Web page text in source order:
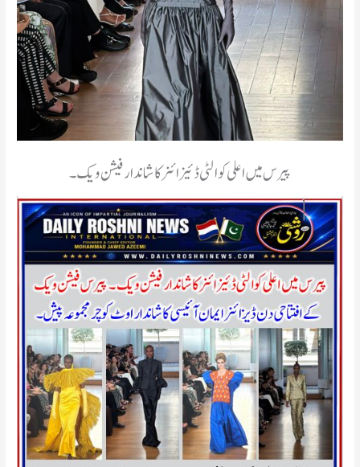
پیرس میں اعلی کوالٹی ڈئیزائنر کا شاندار فیشن ویک۔